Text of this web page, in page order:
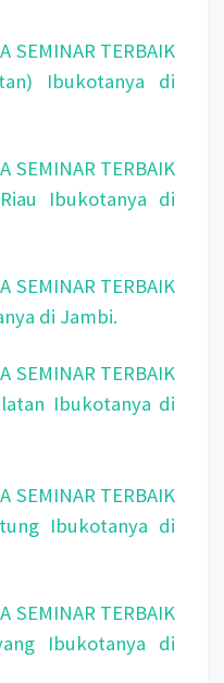
SEMINAR TERBAIK
Ibukotanya di
SEMINAR TERBAIK
Ibukotanya di
SEMINAR TERBAIK
di Jambi.
SEMINAR TERBAIK
Ibukotanya di
SEMINAR TERBAIK
Ibukotanya di
SEMINAR TERBAIK
Ibukotanya di